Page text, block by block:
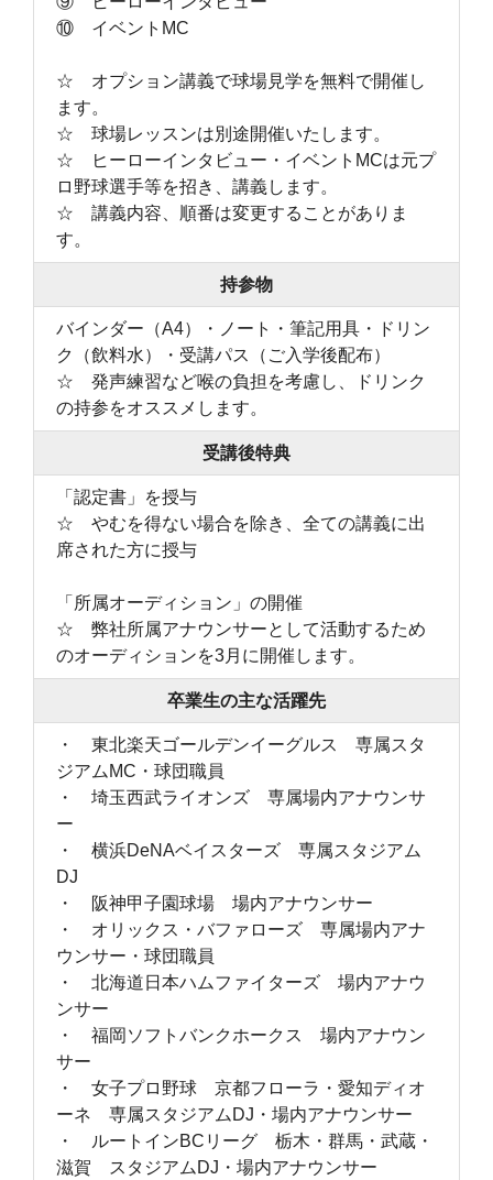
⑩ イベントMC
☆ オプション講義で球場見学を無料で開催し
ます。
☆ 球場レッスンは別途開催いたします。
☆ ヒーローインタビュー・イベントMCは元プ
ロ野球選手等を招き、講義します。
☆ 講義内容、順番は変更することがありま
す。
持参物
バインダー（A4）・ノート・筆記用具・ドリン
ク（飲料水）・受講パス（ご入学後配布）
☆ 発声練習など喉の負担を考慮し、ドリンク
の持参をオススメします。
受講後特典
「認定書」を授与
☆ やむを得ない場合を除き、全ての講義に出
席された方に授与
「所属オーディション」の開催
☆ 弊社所属アナウンサーとして活動するため
のオーディションを3月に開催します。
卒業生の主な活躍先
・ 東北楽天ゴールデンイーグルス 専属スタ
ジアムMC・球団職員
・ 埼玉西武ライオンズ 専属場内アナウンサ
ー
・ 横浜DeNAベイスターズ 専属スタジアム
DJ
・ 阪神甲子園球場 場内アナウンサー
・ オリックス・バファローズ 専属場内アナ
ウンサー・球団職員
・ 北海道日本ハムファイターズ 場内アナウ
ンサー
・ 福岡ソフトバンクホークス 場内アナウン
サー
・ 女子プロ野球 京都フローラ・愛知ディオ
ーネ 専属スタジアムDJ・場内アナウンサー
・ ルートインBCリーグ 栃木・群馬・武蔵・
滋賀 スタジアムDJ・場内アナウンサー